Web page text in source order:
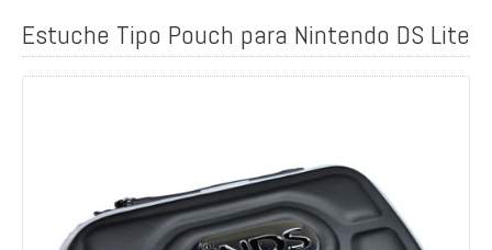
Estuche Tipo Pouch para Nintendo DS Lite